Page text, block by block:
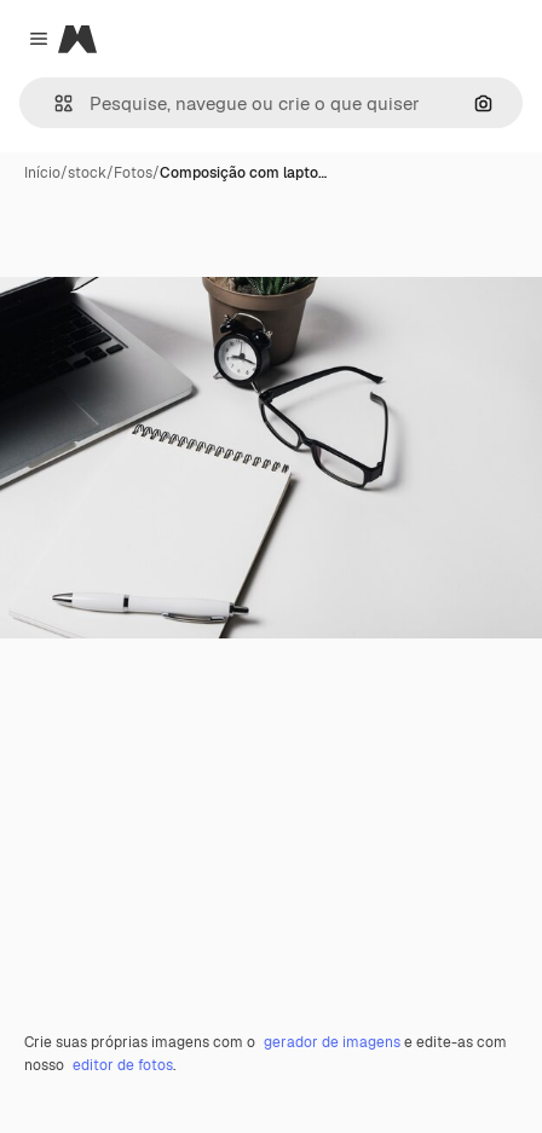
Close menu
Magnific
Início/stock/Fotos/Composição com lapto…
Crie suas próprias imagens com o gerador de imagense edite-as com
nosso editor de fotos.